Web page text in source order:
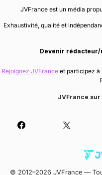
JVFrance est un média
Exhaustivité, qualité et
Devenir
Rejoignez JVFrance et participez à
JVFrance
© 2012–2026 JVFrance —